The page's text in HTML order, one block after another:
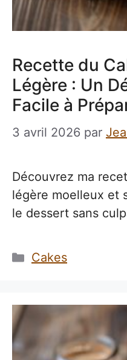
Recette du
Légère : Un
Facile à
3 avril 2026 par
Découvrez ma
légère moelleux et
le dessert sans
Catégories
Cakes